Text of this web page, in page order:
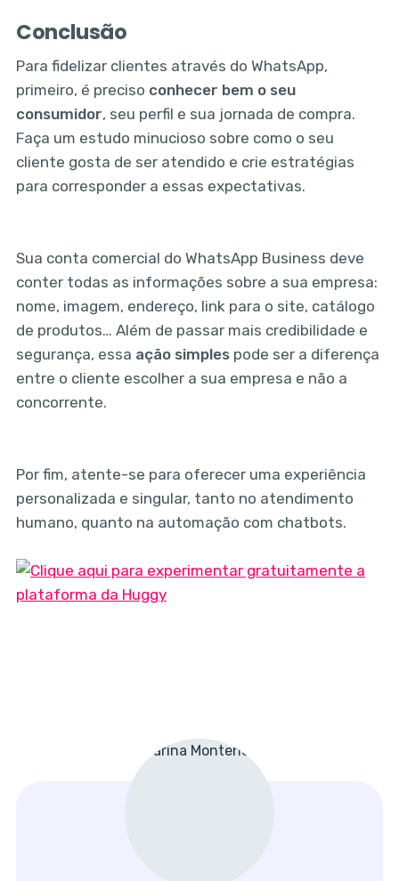
Conclusão
Para fidelizar clientes através do WhatsApp,
primeiro, é preciso conhecer bem o seu
consumidor, seu perfil e sua jornada de compra.
Faça um estudo minucioso sobre como o seu
cliente gosta de ser atendido e crie estratégias
para corresponder a essas expectativas.
Sua conta comercial do WhatsApp Business deve
conter todas as informações sobre a sua empresa:
nome, imagem, endereço, link para o site, catálogo
de produtos… Além de passar mais credibilidade e
segurança, essa ação simplespode ser a diferença
entre o cliente escolher a sua empresa e não a
concorrente.
Por fim, atente-se para oferecer uma experiência
personalizada e singular, tanto no atendimento
humano, quanto na automação com chatbots.